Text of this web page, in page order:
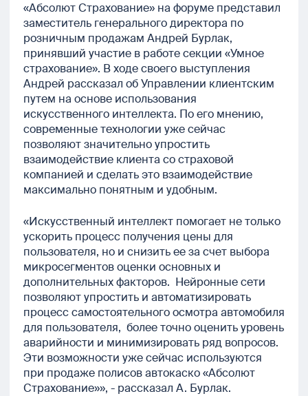
«Абсолют Страхование» на форуме представил
заместитель генерального директора по
розничным продажам Андрей Бурлак,
принявший участие в работе секции «Умное
страхование». В ходе своего выступления
Андрей рассказал об Управлении клиентским
путем на основе использования
искусственного интеллекта. По его мнению,
современные технологии уже сейчас
позволяют значительно упростить
взаимодействие клиента со страховой
компанией и сделать это взаимодействие
максимально понятным и удобным.
«Искусственный интеллект помогает не только
ускорить процесс получения цены для
пользователя, но и снизить ее за счет выбора
микросегментов оценки основных и
дополнительных факторов. Нейронные сети
позволяют упростить и автоматизировать
процесс самостоятельного осмотра автомобиля
для пользователя, более точно оценить уровень
аварийности и минимизировать ряд вопросов.
Эти возможности уже сейчас используются
при продаже полисов автокаско «Абсолют
Страхование»», - рассказал А. Бурлак.